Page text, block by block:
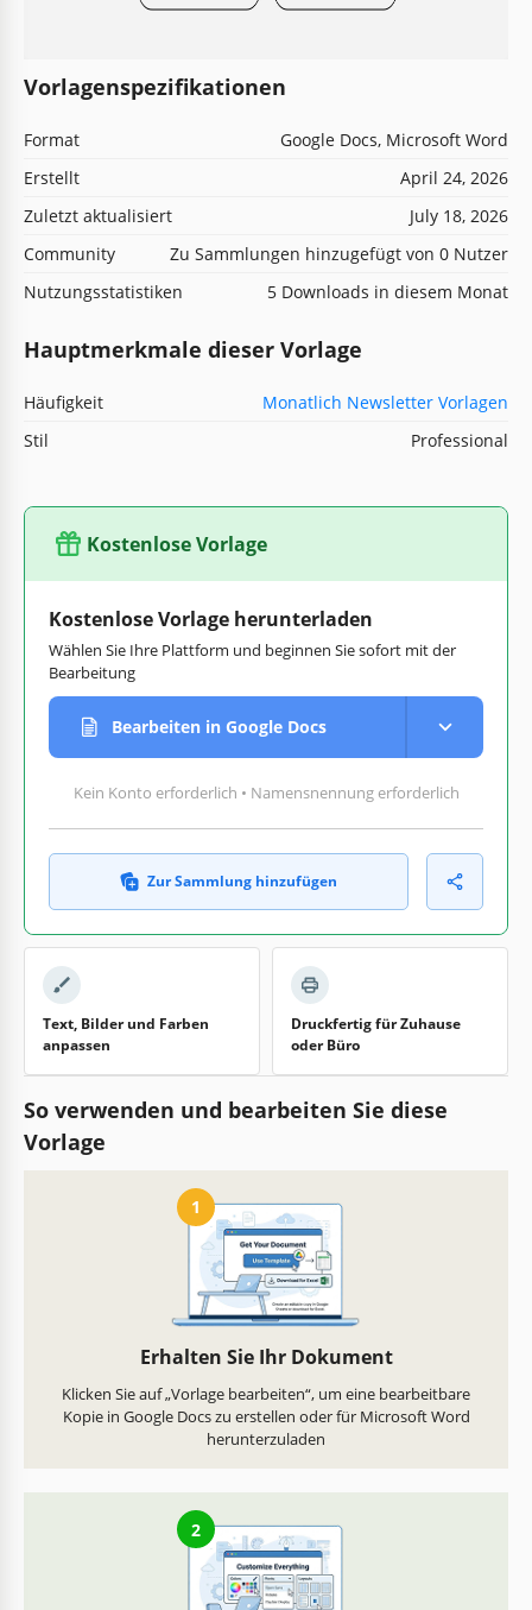
Vorlagenspezifikationen
Format
Google Docs, Microsoft Word
Erstellt
April 24, 2026
Zuletzt aktualisiert
July 18, 2026
Community
Zu Sammlungen hinzugefügt von 0 Nutzer
Nutzungsstatistiken
5 Downloads in diesem Monat
Hauptmerkmale dieser Vorlage
Häufigkeit
Monatlich Newsletter Vorlagen
Stil
Professional
Kostenlose Vorlage
Kostenlose Vorlage herunterladen
Wählen Sie Ihre Plattform und beginnen Sie sofort mit der
Bearbeitung
Bearbeiten in Google Docs
Kein Konto erforderlich • Namensnennung erforderlich
Zur Sammlung hinzufügen
Text, Bilder und Farben
anpassen
Druckfertig für Zuhause
oder Büro
So verwenden und bearbeiten Sie diese
Vorlage
1
Erhalten Sie Ihr Dokument
Klicken Sie auf „Vorlage bearbeiten“, um eine bearbeitbare
Kopie in Google Docs zu erstellen oder für Microsoft Word
herunterzuladen
2